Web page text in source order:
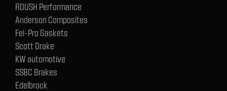
ROUSH Performance
Anderson Composites
Fel-Pro Gaskets
Scott Drake
KW automotive
SSBC Brakes
Edelbrock